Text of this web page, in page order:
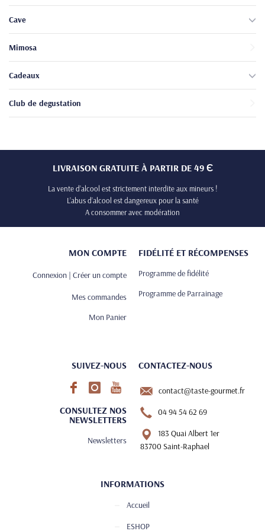
poids
,
Régulation
microbiote
,
Cave
Mimosa
Cadeaux
Club de degustation
LIVRAISON GRATUITE À PARTIR DE 49 Є
La vente d’alcool est strictement interdite aux mineurs !
L’abus d’alcool est dangereux pour la santé
A consommer avec modération
MON COMPTE
Connexion | Créer un compte
Mes commandes
Mon Panier
FIDÉLITÉ ET RÉCOMPENSES
Programme de fidélité
Programme de Parrainage
SUIVEZ-NOUS
CONSULTEZ NOS
NEWSLETTERS
Newsletters
CONTACTEZ-NOUS
contact@taste-gourmet.fr
04 94 54 62 69
183 Quai Albert 1er
83700 Saint-Raphael
INFORMATIONS
Accueil
ESHOP